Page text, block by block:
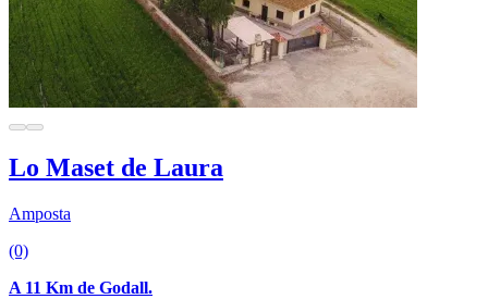
Lo Maset de Laura
Amposta
(0)
A 11 Km de Godall.